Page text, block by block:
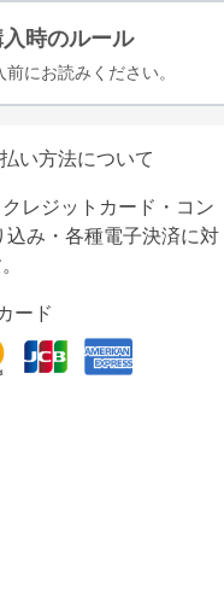
入時のルール
前にお読みください。
い方法について
レジットカード・コン
込み・各種電子決済に対
ード